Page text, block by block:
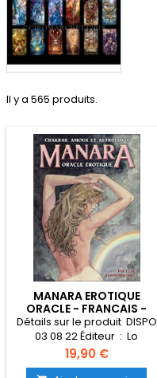
Il y a 565 produits.
MANARA EROTIQUE
ORACLE - FRANCAIS -
MILO MANARA
Détails sur le produit DISPO
03 08 22 Éditeur ‏ : ‎ Lo
Scarabeo (16 septembre
2021) Langue ‏ : ‎ Anglais
Prix
19,90 €